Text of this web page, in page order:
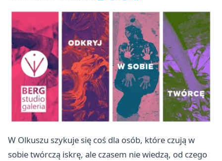
W Olkuszu szykuje się coś dla osób, które czują w
sobie twórczą iskrę, ale czasem nie wiedzą, od czego